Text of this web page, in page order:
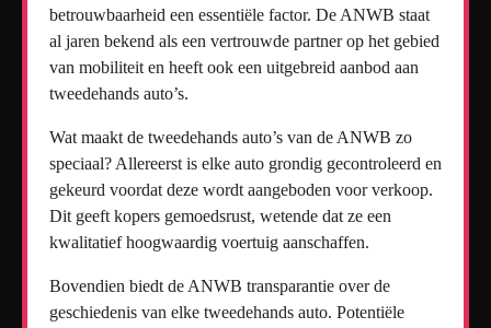
betrouwbaarheid een essentiële factor. De ANWB staat
al jaren bekend als een vertrouwde partner op het gebied
van mobiliteit en heeft ook een uitgebreid aanbod aan
tweedehands auto’s.
Wat maakt de tweedehands auto’s van de ANWB zo
speciaal? Allereerst is elke auto grondig gecontroleerd en
gekeurd voordat deze wordt aangeboden voor verkoop.
Dit geeft kopers gemoedsrust, wetende dat ze een
kwalitatief hoogwaardig voertuig aanschaffen.
Bovendien biedt de ANWB transparantie over de
geschiedenis van elke tweedehands auto. Potentiële